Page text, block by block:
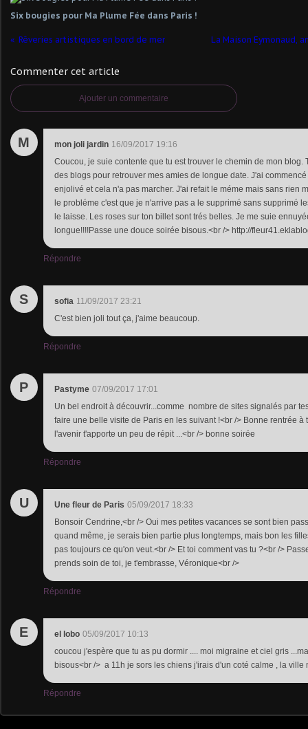
Six bougies pour Ma Plume Fée dans Paris !
Rêveries artistiques en bord de mer La Maison Eymonaud,
Commenter cet article
Ajouter un commentaire
M mon joli jardin 16/09/2017 19:16
Coucou, je suie contente que tu est trouver le chemin de mon blog.
des blogs pour retrouver mes amies de longue date. J'ai
enjolivé et cela n'a pas marcher. J'ai refait le méme mais sans rien
le probléme c'est que je n'arrive pas a le supprimé sans supprimé
le laisse. Les roses sur ton billet sont trés belles. Je me suie
longue!!!!Passe une douce soirée bisous.<br /> http://
Répondre
S sofia 11/09/2017 23:21
C'est bien joli tout ça, j'aime beaucoup.
Répondre
P Pastyme 07/09/2017 17:01
Un bel endroit à découvrir...comme nombre de sites signalés par
faire une belle visite de Paris en les suivant !<br /> Bonne rentrée à
l'avenir t'apporte un peu de répit ...<br /> bonne soirée
Répondre
U Une fleur de Paris 05/09/2017 18:33
Bonsoir Cendrine,<br /> Oui mes petites vacances se sont bien
quand même, je serais bien partie plus longtemps, mais bon les
pas toujours ce qu'on veut.<br /> Et toi comment vas tu ?<br />
prends soin de toi, je t'embrasse, Véronique<br />
Répondre
E el lobo 05/09/2017 10:13
coucou j'espère que tu as pu dormir .... moi migraine et ciel gris
bisous<br /> a 11h je sors les chiens j'irais d'un coté calme , la
Répondre